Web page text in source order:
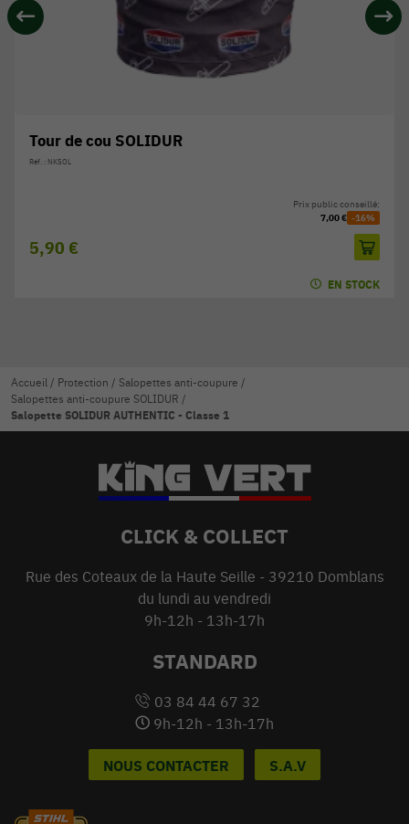
Tour de cou SOLIDUR
Réf. : NKSOL
5,90 €
Prix public conseillé:
7,00 € -16%
EN STOCK
Accueil / Protection / Salopettes anti-coupure /
Salopettes anti-coupure SOLIDUR /
Salopette SOLIDUR AUTHENTIC - Classe 1
CLICK & COLLECT
Rue des Coteaux de la Haute Seille - 39210 Domblans
du lundi au vendredi
9h-12h - 13h-17h
STANDARD
03 84 44 67 32
9h-12h - 13h-17h
NOUS CONTACTER S.A.V